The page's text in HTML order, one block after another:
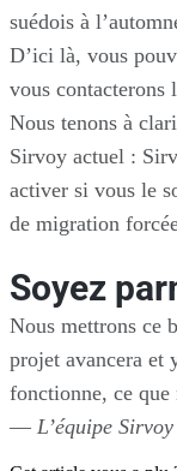
suédois à
D’ici là, vous
vous contacterons
Nous tenons à
Sirvoy actuel :
activer si vous le
de migration
Soyez
Nous mettrons ce
projet avancera et
fonctionne, ce que
— L’équipe Sirvoy